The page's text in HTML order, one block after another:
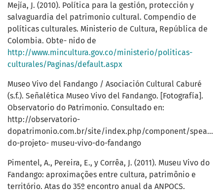
Mejía, J. (2010). Política para la gestión, protección y
salvaguardia del patrimonio cultural. Compendio de
políticas culturales. Ministerio de Cultura, República de
Colombia. Obte- nido de
http://www.mincultura.gov.co/ministerio/politicas-
culturales/Paginas/default.aspx
Museo Vivo del Fandango / Asociación Cultural Caburé
(s.f.). Señalética Museo Vivo del Fandango. [Fotografía].
Observatorio do Patrimonio. Consultado en:
http://observatorio-
dopatrimonio.com.br/site/index.php/component/
do-projeto- museu-vivo-do-fandango
Pimentel, A., Pereira, E., y Corrêa, J. (2011). Museu Vivo do
Fandango: aproximações entre cultura, patrimônio e
território. Atas do 35º encontro anual da ANPOCS.